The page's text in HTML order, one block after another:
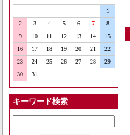
1
2
3 4 5 6 7
8
9
10 11 12 13 14
15
16
17 18 19 20 21
22
23
24 25 26 27 28
29
30
31
キーワード検索